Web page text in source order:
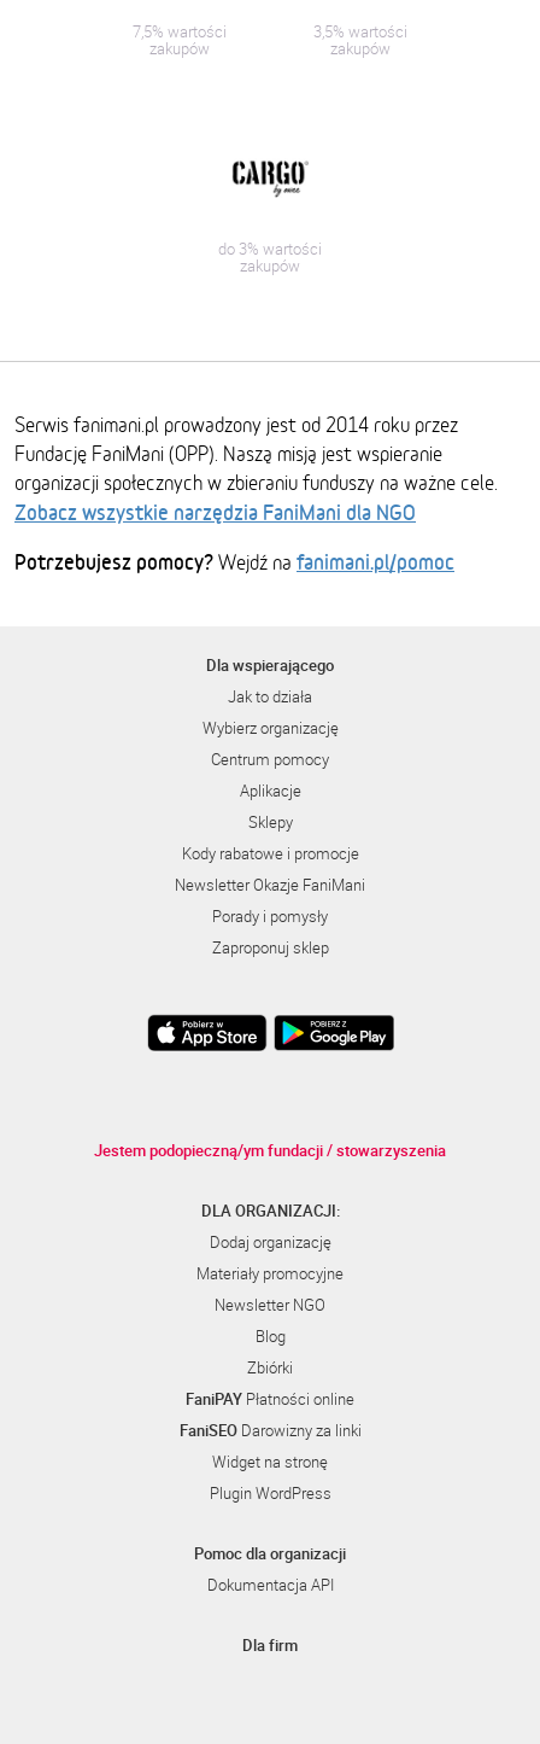
7,5% wartości
zakupów
3,5% wartości
zakupów
do 3% wartości
zakupów
Serwis fanimani.pl prowadzony jest od 2014 roku przez
Fundację FaniMani (OPP). Naszą misją jest wspieranie
organizacji społecznych w zbieraniu funduszy na ważne cele.
Zobacz wszystkie narzędzia FaniMani dla NGO
Potrzebujesz pomocy? Wejdź na fanimani.pl/pomoc
Dla wspierającego
Jak to działa
Wybierz organizację
Centrum pomocy
Aplikacje
Sklepy
Kody rabatowe i promocje
Newsletter Okazje FaniMani
Porady i pomysły
Zaproponuj sklep
Jestem podopieczną/ym fundacji / stowarzyszenia
DLA ORGANIZACJI:
Dodaj organizację
Materiały promocyjne
Newsletter NGO
Blog
Zbiórki
FaniPAY Płatności online
FaniSEODarowizny za linki
Widget na stronę
Plugin WordPress
Pomoc dla organizacji
Dokumentacja API
Dla firm